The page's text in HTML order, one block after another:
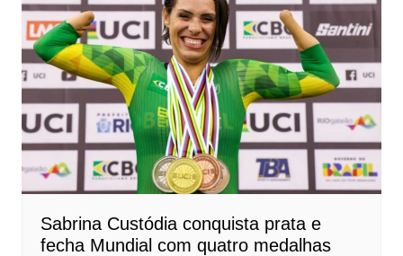
Sabrina Custódia conquista prata e
fecha Mundial com quatro medalhas